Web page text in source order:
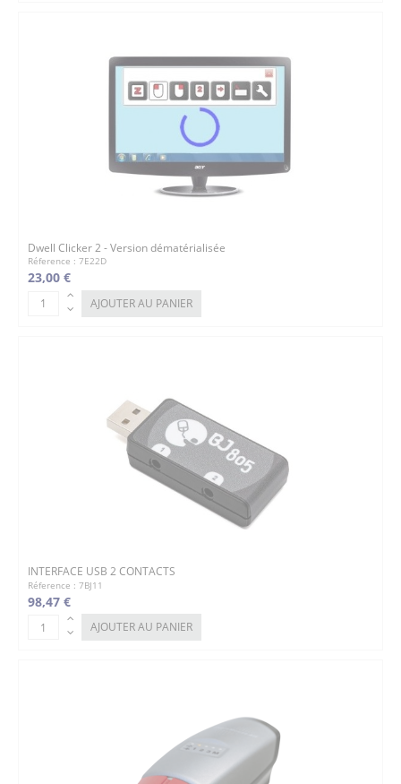
Dwell Clicker 2 - Version dématérialisée
Réference : 7E22D
23,00 €
AJOUTER AU PANIER
INTERFACE USB 2 CONTACTS
Réference : 7BJ11
98,47 €
AJOUTER AU PANIER